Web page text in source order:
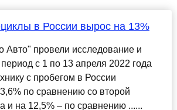
в России вырос на 13%
Авто" провели исследование и
с 1 по 13 апреля 2022 года
с пробегом в России
по сравнению со второй
и на 12,5% – по сравнению ......